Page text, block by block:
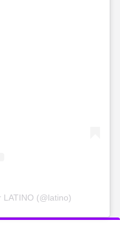
(@latino)